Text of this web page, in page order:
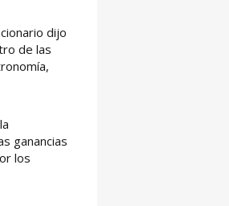
dijo
de las
ganancias
los